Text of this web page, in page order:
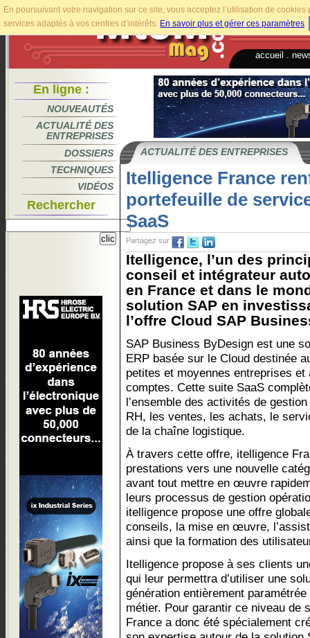
En poursuivant votre navigation sur ce site, vous acceptez l’utilisation de
services adaptés à vos centres d’intérêts. En savoir plus et gérer ces paramètres.
accueil
En ligne :
NOUVEAUTÉS
ACTUALITÉ DES
ENTREPRISES
DOSSIERS
TECHNIQUES
VIDÉOS
Rechercher
ACTUALITÉ DES ENTREPRISES
Itelligence France
portefeuille de
SaaS
Partagez sur
Itelligence, l’un des
conseil et intégrateur
en France et dans le
solution SAP en
l’offre Cloud SAP
SAP Business ByDesign est une
ERP basée sur le Cloud destinée
petites et moyennes entreprises
comptes. Cette suite SaaS
l’ensemble des activités de
RH, les ventes, les achats, le
de la chaîne logistique.
À travers cette offre, itelligence
prestations vers une nouvelle
avant tout mettre en œuvre
leurs processus de gestion
itelligence propose une offre
conseils, la mise en œuvre,
ainsi que la formation des
Itelligence propose à ses clients
qui leur permettra d’utiliser une
génération entièrement
métier. Pour garantir ce niveau de
France a donc été spécialement